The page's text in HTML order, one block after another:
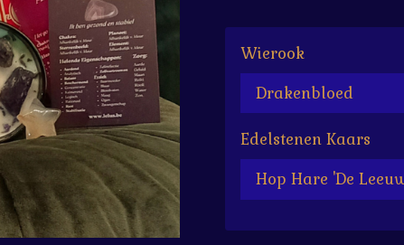
Wierook
Edelstenen Kaars